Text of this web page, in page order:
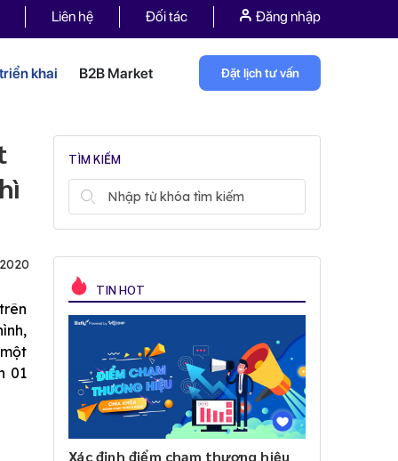
Liên hệ Đối tác Đăng nhập
khai B2B Market Đặt lịch tư vấn
01
TÌM KIẾM
TIN HOT
Xác định điểm chạm thương hiệu